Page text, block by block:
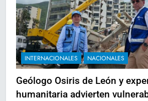
INTERNACIONALES NACIONALES
Geólogo Osiris de León y
humanitaria advierten